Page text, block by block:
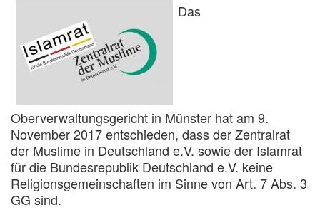
Das
Oberverwaltungsgericht in Münster hat am 9.
November 2017 entschieden, dass der Zentralrat
der Muslime in Deutschland e.V. sowie der Islamrat
für die Bundesrepublik Deutschland e.V. keine
Religionsgemeinschaften im Sinne von Art. 7 Abs. 3
GG sind.